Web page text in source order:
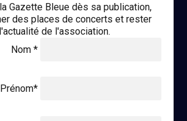
Gazette Bleue dès sa publication,
des places de concerts et rester
de l'association.
Nom *
Prénom*